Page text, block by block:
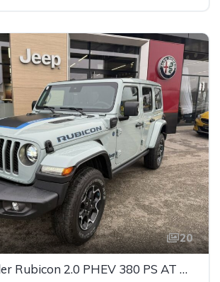
20
JEEP Wrangler Rubicon 2.0 PHEV 380 PS AT 4xe